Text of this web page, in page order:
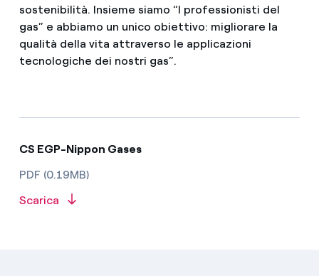
sostenibilità. Insieme siamo “I professionisti del
gas” e abbiamo un unico obiettivo: migliorare la
qualità della vita attraverso le applicazioni
tecnologiche dei nostri gas”.
CS EGP-Nippon Gases
PDF (0.19MB)
Scarica